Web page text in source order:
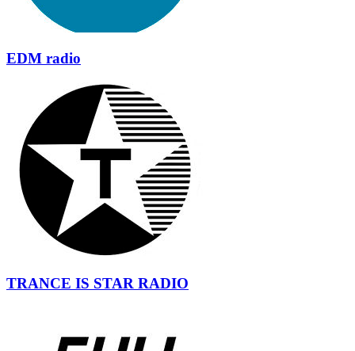
EDM radio
TRANCE IS STAR RADIO